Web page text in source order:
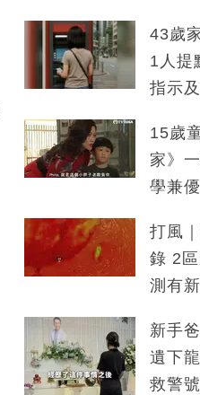
43歲
1人提
指示
15歲
家》
學兼
打風
錄 2
測有
新手
遺下
救警